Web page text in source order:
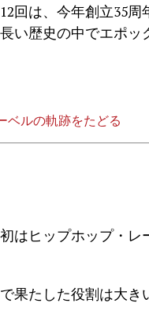
回は、今年創立35周
い歴史の中でエポッ
ベルの軌跡をたどる
はヒップホップ・レ
果たした役割は大き